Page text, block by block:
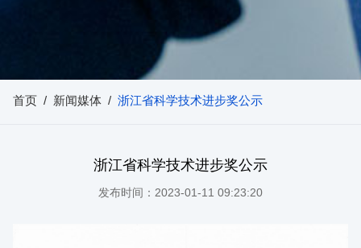
首页 / 新闻媒体 / 浙江省科学技术进步奖公示
浙江省科学技术进步奖公示
发布时间：2023-01-11 09:23:20